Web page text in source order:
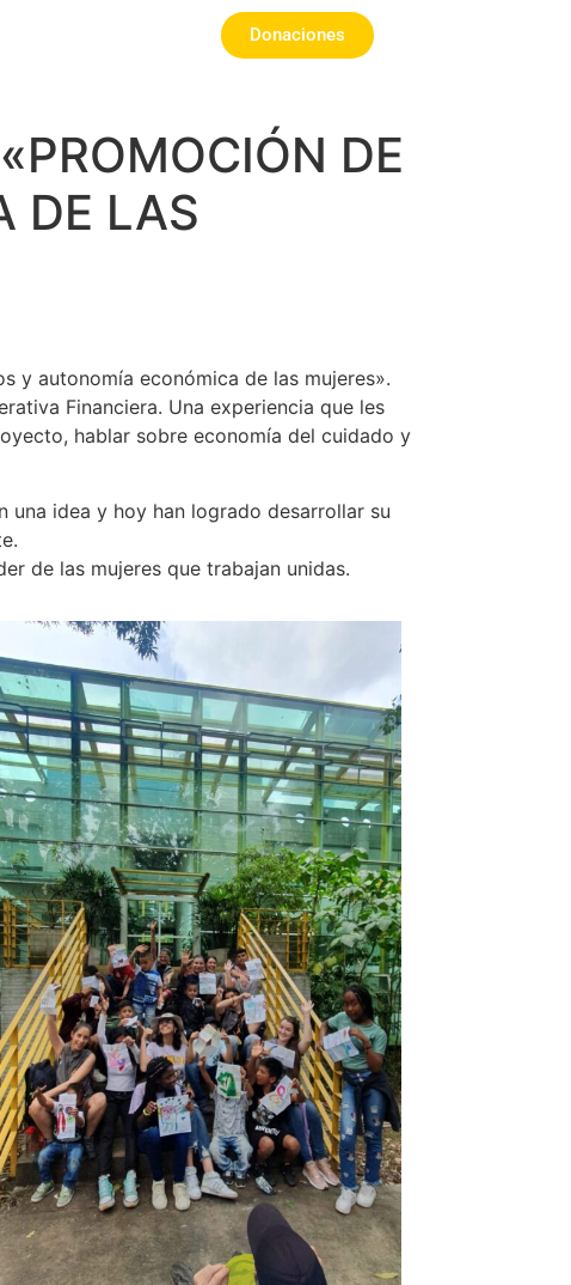
Donaciones
DE
DE LAS
y autonomía económica de las mujeres».
Financiera. Una experiencia que les
hablar sobre economía del cuidado y
una idea y hoy han logrado desarrollar su
de las mujeres que trabajan unidas.